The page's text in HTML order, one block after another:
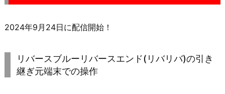
2024年9月24日に配信開始！
リバースブルーリバースエンド(リバリバ)の引き
継ぎ元端末での操作